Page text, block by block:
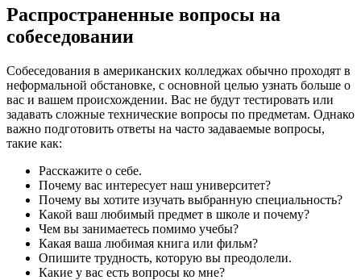
Распространенные вопросы на
собеседовании
Собеседования в американских колледжах обычно проходят в
неформальной обстановке, с основной целью узнать больше о
вас и вашем происхождении. Вас не будут тестировать или
задавать сложные технические вопросы по предметам. Однако
важно подготовить ответы на часто задаваемые вопросы,
такие как:
Расскажите о себе.
Почему вас интересует наш университет?
Почему вы хотите изучать выбранную специальность?
Какой ваш любимый предмет в школе и почему?
Чем вы занимаетесь помимо учебы?
Какая ваша любимая книга или фильм?
Опишите трудность, которую вы преодолели.
Какие у вас есть вопросы ко мне?